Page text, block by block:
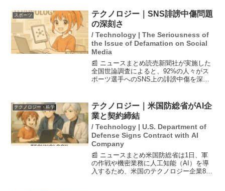
価されています。しかし、専門家はAIに
頼りすぎることのリ...
スポーツ
テクノロジー｜SNS誹謗中傷問題
の深刻さ
/ Technology | The Seriousness of
the Issue of Defamation on Social
Media
📰 ニュースまとめ読売新聞社が実施した
全国世論調査によると、92%の人々がス
ポーツ選手へのSNS上の誹謗中傷を深刻
われ、3000人の全国有権者が対象。さら
に、52...
テクノロジー・科学
テクノロジー｜米国防総省がAI企
業と契約締結
/ Technology | U.S. Department of
Defense Signs Contract with AI
Company
📰 ニュースまとめ米国防総省は1日、軍
の作戦や機密業務に人工知能（AI）を導
入するため、米国のテクノロジー企業8社